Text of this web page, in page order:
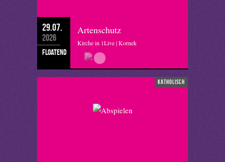
29.07.
2026
floatend
Artenschutz
Kirche in 1Live | Kornek
katholisch